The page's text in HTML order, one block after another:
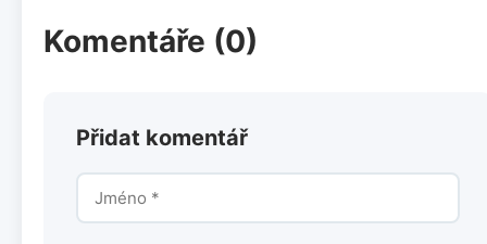
Komentáře (0)
Přidat komentář